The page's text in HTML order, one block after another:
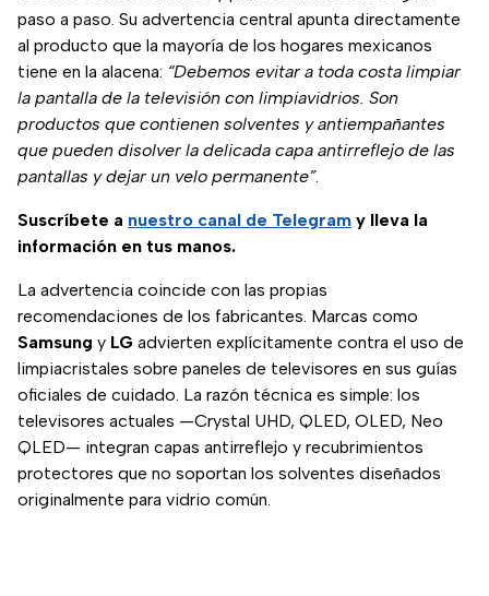
paso a paso. Su advertencia central apunta directamente
al producto que la mayoría de los hogares mexicanos
tiene en la alacena: “Debemos evitar a toda costa limpiar
la pantalla de la televisión con limpiavidrios. Son
productos que contienen solventes y antiempañantes
que pueden disolver la delicada capa antirreflejo de las
pantallas y dejar un velo permanente”.
Suscríbete a nuestro canal de Telegram y lleva la
información en tus manos.
La advertencia coincide con las propias
recomendaciones de los fabricantes. Marcas como
Samsung y LG advierten explícitamente contra el uso de
limpiacristales sobre paneles de televisores en sus guías
oficiales de cuidado. La razón técnica es simple: los
televisores actuales —Crystal UHD, QLED, OLED, Neo
QLED— integran capas antirreflejo y recubrimientos
protectores que no soportan los solventes diseñados
originalmente para vidrio común.